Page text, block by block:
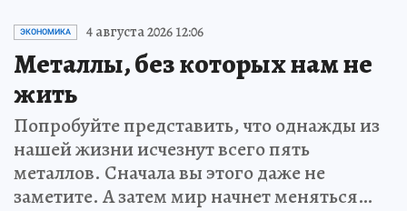
ЭКОНОМИКА 4 августа 2026 12:06
Металлы, без которых нам не
жить
Попробуйте представить, что однажды из
нашей жизни исчезнут всего пять
металлов. Сначала вы этого даже не
заметите. А затем мир начнет меняться…